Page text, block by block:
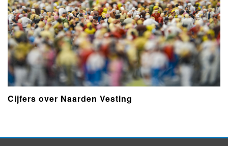
Cijfers over Naarden Vesting